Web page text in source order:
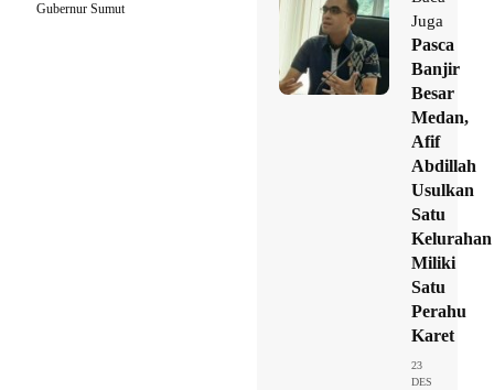
Juga
Pasca
Banjir
Besar
Medan,
Afif
Abdillah
Usulkan
Satu
Kelurahan
Miliki
Satu
Perahu
Karet
23
DES
Gubernur Sumut